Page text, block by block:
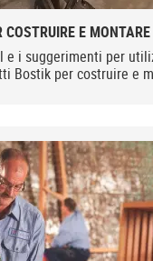
E MONTARE
e i suggerimenti per
Bostik per costruire e